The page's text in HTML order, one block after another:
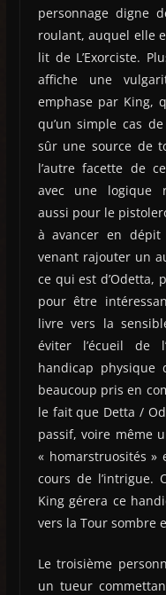
personnage digne
roulant, auquel elle
lit de L’Exorciste.
affiche une
emphase par King,
qu’un simple cas
sûr une source de
l’autre facette de
avec une logique
aussi pour le
à avancer en dépit
venant rajouter un
ce qui est d’Odetta,
pour être
livre vers la
éviter l’écueil de
handicap physique
beaucoup pris en
le fait que Detta /
passif, voire même
« homarstruosités
cours de l’intrigue.
King gérera ce
vers la Tour sombre
Le troisième
un tueur